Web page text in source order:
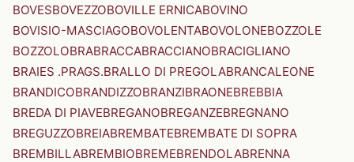
BOVESBOVEZZOBOVILLE ERNICABOVINO
BOVISIO-MASCIAGOBOVOLENTABOVOLONEBOZZOLE
BOZZOLOBRABRACCABRACCIANOBRACIGLIANO
BRAIES .PRAGS.BRALLO DI PREGOLABRANCALEONE
BRANDICOBRANDIZZOBRANZIBRAONEBREBBIA
BREDA DI PIAVEBREGANOBREGANZEBREGNANO
BREGUZZOBREIABREMBATEBREMBATE DI SOPRA
BREMBILLABREMBIOBREMEBRENDOLABRENNA